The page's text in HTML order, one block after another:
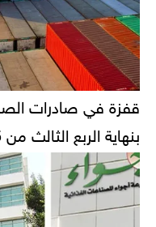
بنهاية الربع الثالث من 2025